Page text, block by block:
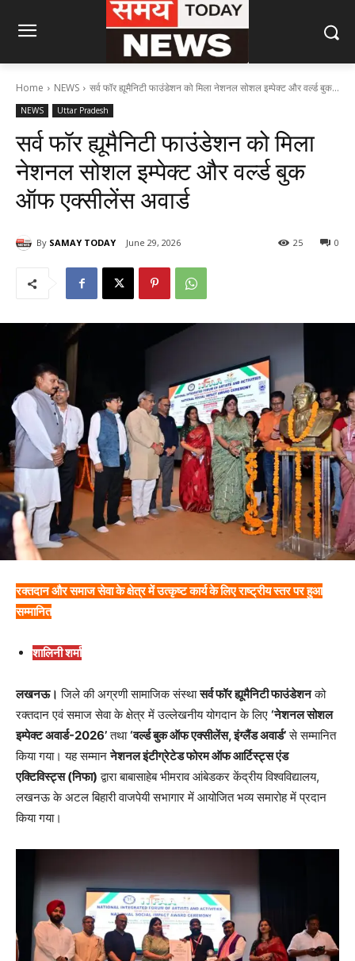
Home NEWS सर्व फॉर ह्यूमैनिटी फाउंडेशन को मिला नेशनल सोशल इम्पेक्ट और वर्ल्ड बुक...
NEWS Uttar Pradesh
सर्व फॉर ह्यूमैनिटी फाउंडेशन को मिला
नेशनल सोशल इम्पेक्ट और वर्ल्ड बुक
ऑफ एक्सीलेंस अवार्ड
By SAMAY TODAY June 29, 2026 0
25
रक्तदान और समाज सेवा के क्षेत्र में उत्कृष्ट कार्य के लिए राष्ट्रीय स्तर पर हुआ
सम्मानित
शालिनी शर्मा
लखनऊ। जिले की अग्रणी सामाजिक संस्थासर्व फॉर ह्यूमैनिटी फाउंडेशनको
रक्तदान एवं समाज सेवा के क्षेत्र में उल्लेखनीय योगदान के लिए ‘नेशनल सोशल
इम्पेक्ट अवार्ड-2026’तथा‘वर्ल्ड बुक ऑफ एक्सीलेंस, इंग्लैंड अवार्ड’से सम्मानित
किया गया। यह सम्माननेशनल इंटीग्रेटेड फोरम ऑफ आर्टिस्ट्स एंड
एक्टिविस्ट्स (निफा) द्वारा बाबासाहेब भीमराव आंबेडकर केंद्रीय विश्वविद्यालय,
लखनऊ के अटल बिहारी वाजपेयी सभागार में आयोजित भव्य समारोह में प्रदान
किया गया।